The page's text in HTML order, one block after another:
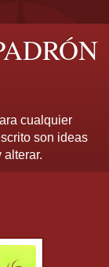
cualquier
son ideas
alterar.